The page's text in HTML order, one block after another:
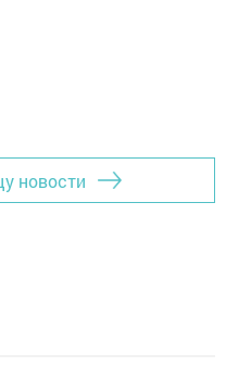
новости